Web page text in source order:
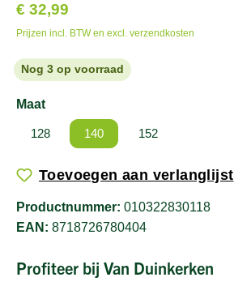
€ 32,99
Prijzen incl. BTW en excl. verzendkosten
Nog 3 op voorraad
Maat
128 140 152
Toevoegen aan verlanglijst
Productnummer: 010322830118
EAN: 8718726780404
Profiteer bij Van Duinkerken